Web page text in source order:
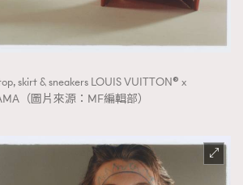
skirt & sneakers LOUIS VUITTON® x
（圖片來源：MF編輯部）